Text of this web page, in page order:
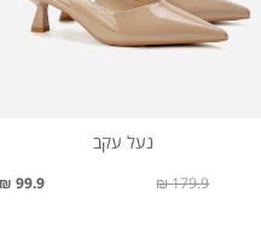
נעל עקב
99.9 ₪ 179.9 ₪